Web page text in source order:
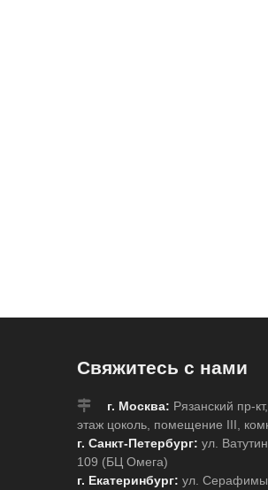
Свяжитесь с нами
г. Москва: Рязанский пр-
этаж цоколь, помещение III,
г. Санкт-Петербург: ул.
109 (БЦ Омега)
г. Екатеринбург: ул. Серафимы